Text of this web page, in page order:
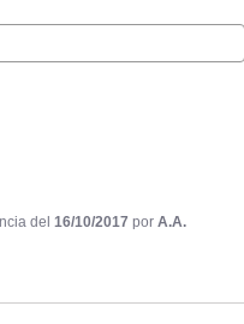
CRYSTAL
del 16/10/2017 por A.A.